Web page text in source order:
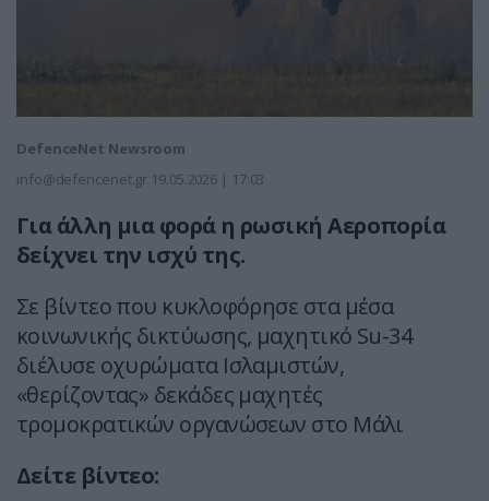
DefenceNet Newsroom
info@defencenet.gr 19.05.2026 | 17:03
Για άλλη μια φορά η ρωσική Αεροπορία
δείχνει την ισχύ της.
Σε βίντεο που κυκλοφόρησε στα μέσα
κοινωνικής δικτύωσης, μαχητικό Su-34
διέλυσε οχυρώματα Ισλαμιστών,
«θερίζοντας» δεκάδες μαχητές
τρομοκρατικών οργανώσεων στο Μάλι
Δείτε βίντεο: